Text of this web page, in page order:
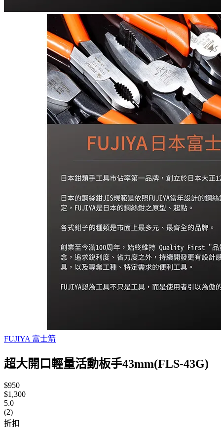
FUJIYA 富士箭
超大開口輕量活動板手43mm(FLS-43G)
$950
$1,300
5.0
(2)
折扣